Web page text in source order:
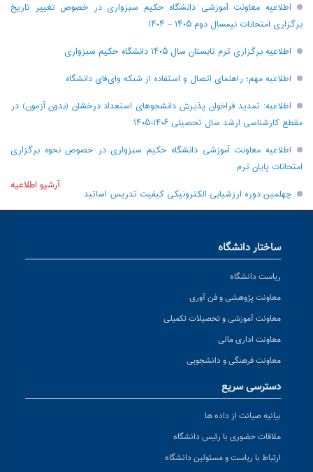
اطلاعیه معاونت آموزشی دانشگاه حکیم سبزواری در خصوص تغییر تاریخ
برگزاری امتحانات نیمسال دوم ۱۴۰۵ – ۱۴۰۴
اطلاعیه برگزاری ترم تابستان سال ۱۴۰۵ دانشگاه حکیم سبزواری
اطلاعیه مهم؛ راهنمای اتصال و استفاده از شبکه وای‌فای دانشگاه
اطلاعیه: تمدید فراخوان پذیرش دانشجو‌های استعداد درخشان (بدون آزمون) در
مقطع کارشناسی ارشد سال تحصیلی ۱۴۰۶-۱۴۰۵
اطلاعیه معاونت آموزشی دانشگاه حکیم سبزواری در خصوص نحوه برگزاری
امتحانات پایان ترم
چهلمین دوره ارزشیابی الکترونیکی کیفیت تدریس اساتید
آرشیو اطلاعیه
ساختار دانشگاه
ریاست دانشگاه
معاونت پژوهشی و فن آوری
معاونت آموزشی و تحصیلات تکمیلی
معاونت اداری مالی
معاونت فرهنگی و دانشجویی
دسترسی سریع
بیانیه صیانت از داده ها
ملاقات حضوری با رئیس دانشگاه
ارتباط با ریاست و مسئولین دانشگاه